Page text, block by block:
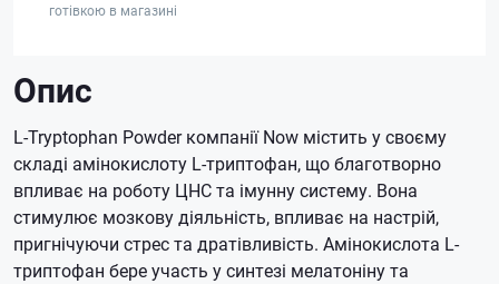
готівкою в магазині
Опис
L-Tryptophan Powder компанії Now містить у своєму
складі амінокислоту L-триптофан, що благотворно
впливає на роботу ЦНС та імунну систему. Вона
стимулює мозкову діяльність, впливає на настрій,
пригнічуючи стрес та дратівливість. Амінокислота L-
триптофан бере участь у синтезі мелатоніну та